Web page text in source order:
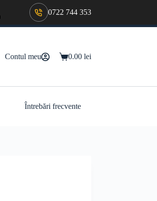
0722 744 353
Contul meu
Coș0.00 lei
Întrebări frecvente